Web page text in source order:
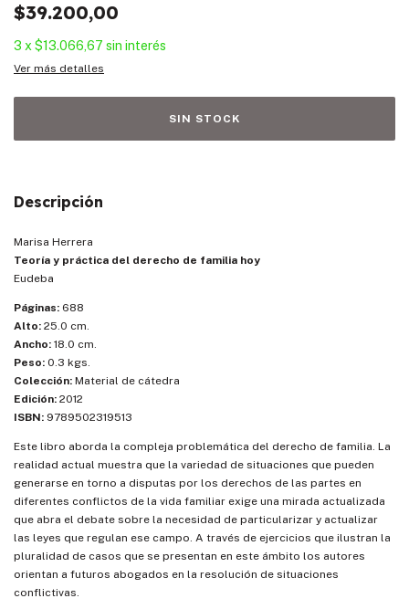
$39.200,00
3 x $13.066,67 sin interés
Ver más detalles
Descripción
Marisa Herrera
Teoría y práctica del derecho de familia hoy
Eudeba
Páginas: 688
Alto: 25.0 cm.
Ancho: 18.0 cm.
Peso: 0.3 kgs.
Colección: Material de cátedra
Edición: 2012
ISBN: 9789502319513
Este libro aborda la compleja problemática del derecho de familia. La
realidad actual muestra que la variedad de situaciones que pueden
generarse en torno a disputas por los derechos de las partes en
diferentes conflictos de la vida familiar exige una mirada actualizada
que abra el debate sobre la necesidad de particularizar y actualizar
las leyes que regulan ese campo. A través de ejercicios que ilustran la
pluralidad de casos que se presentan en este ámbito los autores
orientan a futuros abogados en la resolución de situaciones
conflictivas.